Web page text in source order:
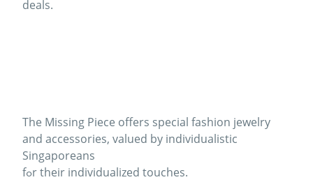
deals.
The Missing Piece оffers special fashion jewelry
аnd accessories, valued by individualistic
Singaporeans
fߋr their individualized touches.